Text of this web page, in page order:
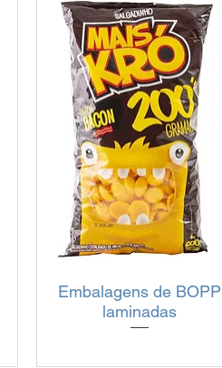
Visualização rápida
Embalagens de BOPP
laminadas